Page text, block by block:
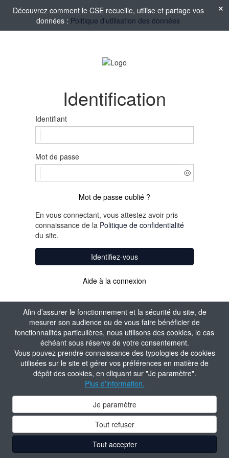
Afin d’assurer le fonctionnement et la sécurité du site, de
mesurer son audience ou de vous faire bénéficier de
fonctionnalités particulières, nous utilisons des cookies, le cas
échéant sous réserve de votre consentement.
Vous pouvez prendre connaissance des typologies de cookies
utilisées sur le site et gérer vos préférences en matière de
dépôt des cookies, en cliquant sur "Je paramètre".
Plus d'information.
Je paramètre
Tout refuser
Tout accepter
Découvrez comment le CSE recueille, utilise et partage vos
données : Politique d'utilisation des données
Identification
Identifiant
Mot de passe
Mot de passe oublié ?
En vous connectant, vous attestez avoir pris
connaissance de la Politique de confidentialité
du site.
Identifiez-vous
Aide à la connexion